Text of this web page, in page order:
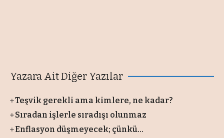
Yazara Ait Diğer Yazılar
Teşvik gerekli ama kimlere, ne kadar?
Sıradan işlerle sıradışı olunmaz
Enflasyon düşmeyecek; çünkü…